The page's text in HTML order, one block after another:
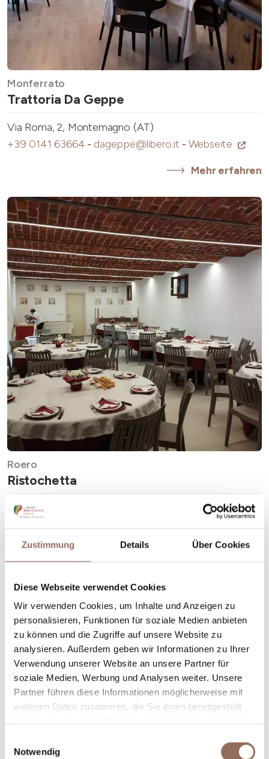
Zustimmung Details Über Cookies
Diese Webseite verwendet Cookies
Wir verwenden Cookies, um Inhalte und Anzeigen zu
personalisieren, Funktionen für soziale Medien anbieten
zu können und die Zugriffe auf unsere Website zu
analysieren. Außerdem geben wir Informationen zu Ihrer
Verwendung unserer Website an unsere Partner für
soziale Medien, Werbung und Analysen weiter. Unsere
Partner führen diese Informationen möglicherweise mit
weiteren Daten zusammen, die Sie ihnen bereitgestellt
Notwendig
Monferrato
Trattoria Da Geppe
Via Roma, 2, Montemagno (AT)
+39 0141 63664 - dageppe@libero.it - Webseite
Mehr erfahren
Roero
Ristochetta
Cascina Occhetta, 35, Montà (CN)
+39 349 1544865-ilboscodellochetta@gmail.com
Mehr erfahren